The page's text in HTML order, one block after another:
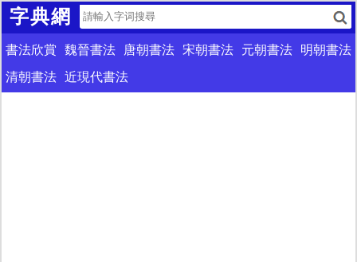
字典網
書法欣賞 魏晉書法 唐朝書法 宋朝書法 元朝書法
明朝書法
清朝書法 近現代書法